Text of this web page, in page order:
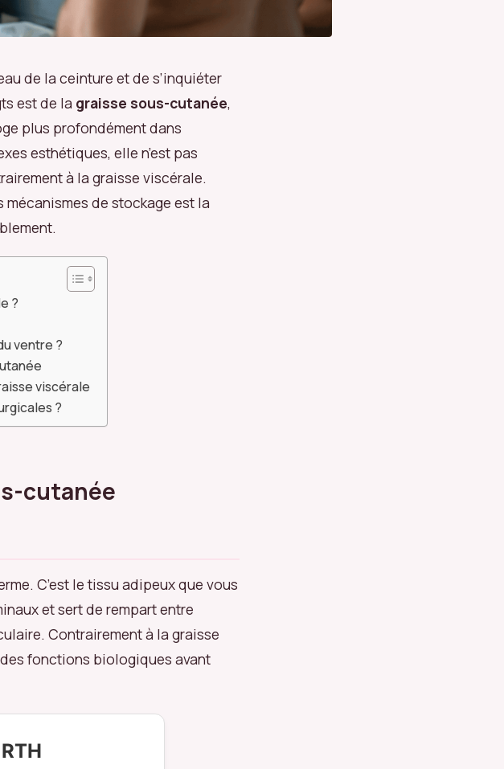
de la ceinture et de s’inquiéter
est de la graisse sous-cutanée,
plus profondément dans
esthétiques, elle n’est pas
à la graisse viscérale.
de stockage est la
?
ventre ?
viscérale
?
cutanée
C’est le tissu adipeux que vous
et sert de rempart entre
Contrairement à la graisse
fonctions biologiques avant